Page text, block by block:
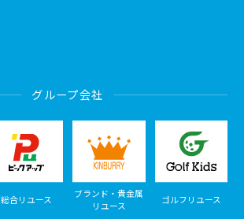
グループ会社
総合リユース
ブランド・貴金属
リユース
ゴルフリユース